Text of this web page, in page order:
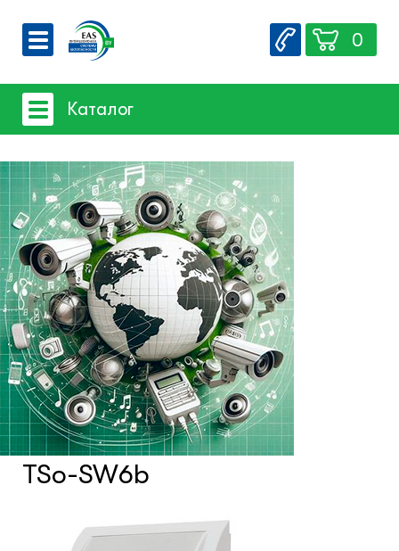
О компании
Вакансии
Контакты
0
Каталог
Системы видеонаблюдения
Системы защиты товаров от краж
Счетчики посетителей
Защита товара на стеллажах
Системы фонового озвучивания
помещений
- Оборудование Tantos
- Оборудование Roxton
- Оборудование CVGaudio
PROCAST Cable
TSo-SW6b